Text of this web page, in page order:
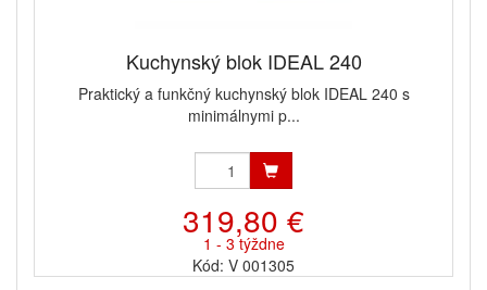
Kuchynský blok IDEAL 240
Praktický a funkčný kuchynský blok IDEAL 240 s
minimálnymi p...
319,80 €
1 - 3 týždne
Kód: V 001305